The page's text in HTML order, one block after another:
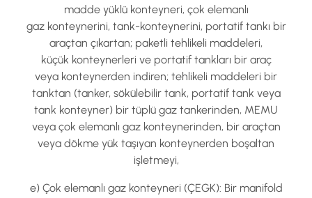
madde yüklü konteyneri, çok elemanlı
gaz konteynerini, tank-konteynerini, portatif tankı bir
araçtan çıkartan; paketli tehlikeli maddeleri,
küçük konteynerleri ve portatif tankları bir araç
veya konteynerden indiren; tehlikeli maddeleri bir
tanktan (tanker, sökülebilir tank, portatif tank veya
tank konteyner) bir tüplü gaz tankerinden, MEMU
veya çok elemanlı gaz konteynerinden, bir araçtan
veya dökme yük taşıyan konteynerden boşaltan
işletmeyi,
e) Çok elemanlı gaz konteyneri (ÇEGK): Bir manifold